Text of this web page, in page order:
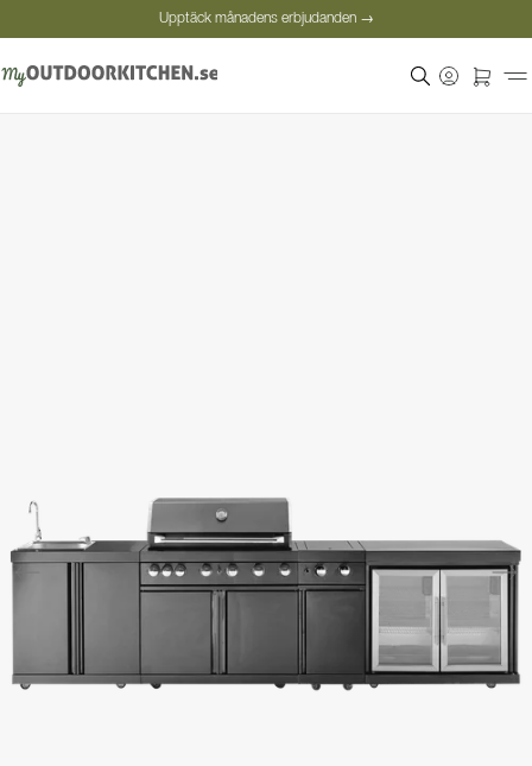
Upptäck månadens erbjudanden →